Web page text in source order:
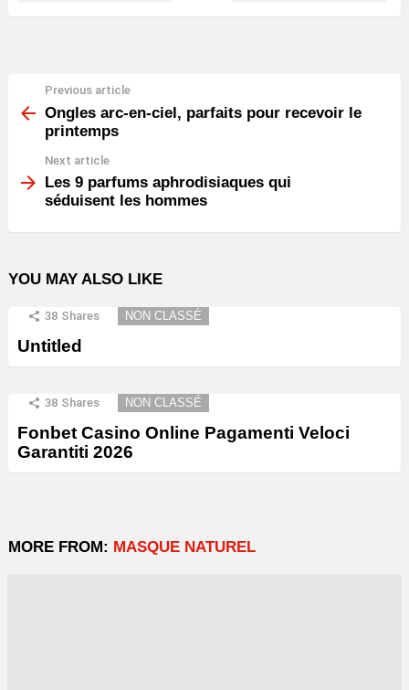
more
Previous article
Ongles arc-en-ciel, parfaits pour recevoir le
printemps
Next article
Les 9 parfums aphrodisiaques qui
séduisent les hommes
YOU MAY ALSO LIKE
38 Shares NON CLASSÉ
Untitled
38 Shares NON CLASSÉ
Fonbet Casino Online Pagamenti Veloci
Garantiti 2026
MORE FROM: MASQUE NATUREL